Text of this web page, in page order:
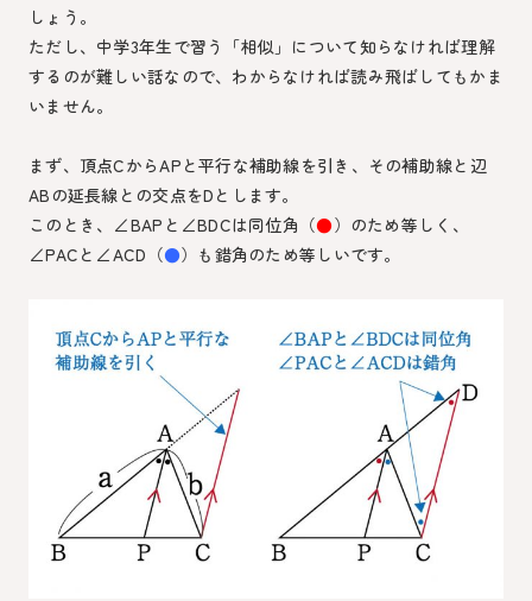
しょう。
ただし、中学3年生で習う「相似」について知らなければ理解
するのが難しい話なので、わからなければ読み飛ばしてもかま
いません。
まず、頂点CからAPと平行な補助線を引き、その補助線と辺
ABの延長線との交点をDとします。
このとき、∠BAPと∠BDCは同位角（●）のため等しく、
∠PACと∠ACD（●）も錯角のため等しいです。